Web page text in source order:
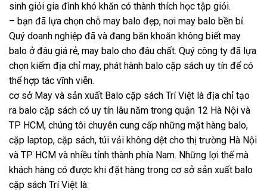
sinh giỏi gia đình khó khăn có thành thích học tập giỏi.
– bạn đã lựa chọn chỗ may balo đẹp, nơi may balo bền bỉ.
Quý doanh nghiệp đã và đang băn khoăn không biết may
balo ở đâu giá rẻ, may balo cho đâu chất. Quý công ty đã lựa
chọn kiếm địa chỉ may, phát hành balo cặp sách uy tín để có
thể hợp tác vĩnh viễn.
cơ sở May và sản xuất Balo cặp sách Trí Việt là địa chỉ tạo
ra balo cặp sách có uy tín lâu năm trong quận 12 Hà Nội và
TP HCM, chúng tôi chuyên cung cấp những mặt hàng balo,
cặp laptop, cặp sách, túi vải không dệt cho thị trường Hà Nội
và TP HCM và nhiều tỉnh thành phía Nam. Những lợi thế mà
khách hàng có được khi đặt hàng trong cơ sở sản xuất balo
cặp sách Trí Việt là: